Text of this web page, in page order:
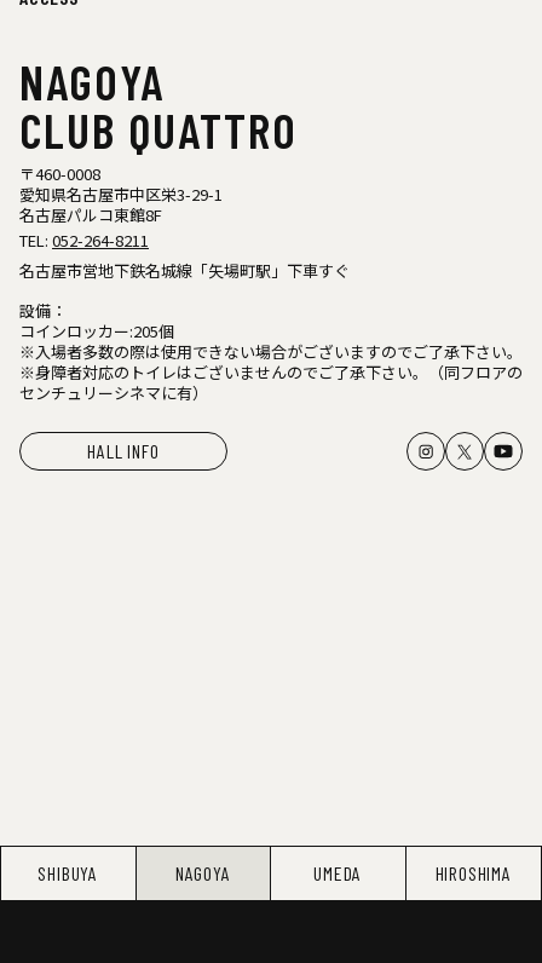
NAGOYA
CLUB QUATTRO
〒460-0008
愛知県名古屋市中区栄3-29-1
名古屋パルコ東館8F
TEL: 052-264-8211
名古屋市営地下鉄名城線「矢場町駅」下車すぐ
設備：
コインロッカー:205個
※入場者多数の際は使用できない場合がございますのでご了承下さい。
※身障者対応のトイレはございませんのでご了承下さい。（同フロアの
センチュリーシネマに有）
HALL INFO
SHIBUYA NAGOYA UMEDA HIROSHIMA